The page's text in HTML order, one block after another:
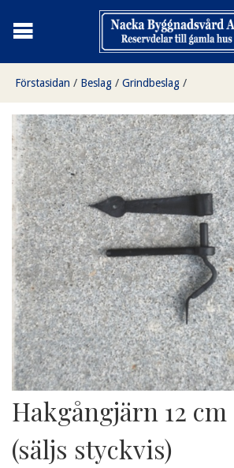
Förstasidan / Beslag / Grindbeslag /
Hakgångjärn 12 cm i smide (säljs styckvis)
Hakgångjärn 12
(säljs styckvis)